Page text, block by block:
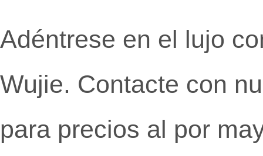
Adéntrese en el lujo
Wujie. Contacte con
para precios al por